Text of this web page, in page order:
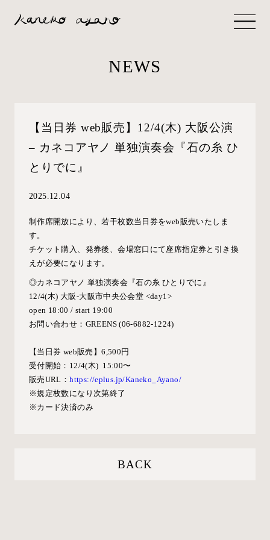
NEWS
【当日券 web販売】12/4(木) 大阪公演
– カネコアヤノ 単独演奏会『石の糸 ひ
とりでに』
2025.12.04
制作席開放により、若干枚数当日券をweb販売いたしま
す。
チケット購入、発券後、会場窓口にて座席指定券と引き換
えが必要になります。
◎カネコアヤノ 単独演奏会『石の糸 ひとりでに』
12/4(木) 大阪-大阪市中央公会堂 <day1>
open 18:00 / start 19:00
お問い合わせ：GREENS (06-6882-1224)
【当日券 web販売】6,500円
受付開始：12/4(木) 15:00〜
販売URL：https://eplus.jp/Kaneko_Ayano/
※規定枚数になり次第終了
※カード決済のみ
BACK